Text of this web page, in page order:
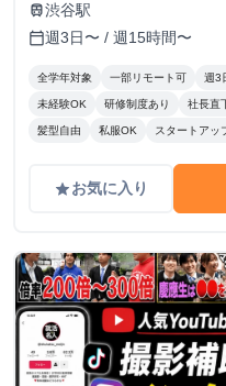
train渋谷駅
calendar_today週3日〜 / 週15時間〜
全学年対象 一部リモート可 週3
未経験OK 研修制度あり 社長直
髪型自由 私服OK スタートアッ
gradeお気に入り